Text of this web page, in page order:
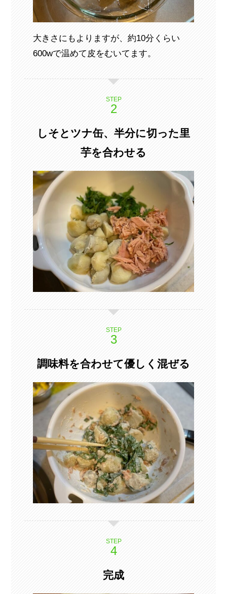
大きさにもよりますが、約10分くらい
600wで温めて皮をむいてます。
STEP
しそとツナ缶、半分に切った里
芋を合わせる
STEP
調味料を合わせて優しく混ぜる
STEP
完成